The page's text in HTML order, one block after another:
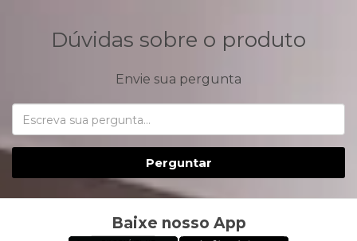
Dúvidas sobre o produto
Envie sua pergunta
Perguntar
Baixe nosso App